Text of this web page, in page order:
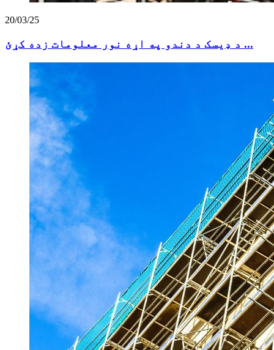
20/03/25
د ډیسک د دندو په اړه نور معلومات زده کړئ ...